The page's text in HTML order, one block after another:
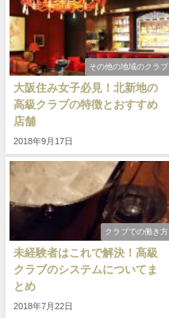
その他の地域のクラブ
大阪住み女子必見！北新地の
高級クラブの特徴とおすすめ
店舗
2018年9月17日
クラブでの働き方
未経験者はこれで解決！高級
クラブのシステムについてま
とめ
2018年7月22日